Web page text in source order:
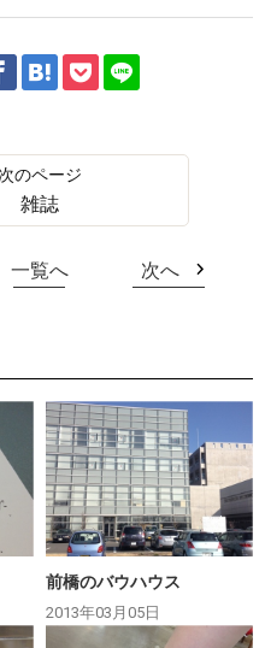
雑誌
一覧へ 次へ
前橋のバウハウス
2013年03月05日